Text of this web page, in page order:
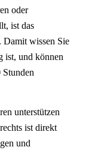
oder
ist das
Damit wissen Sie
ist, und können
Stunden
unterstützen
ist direkt
und